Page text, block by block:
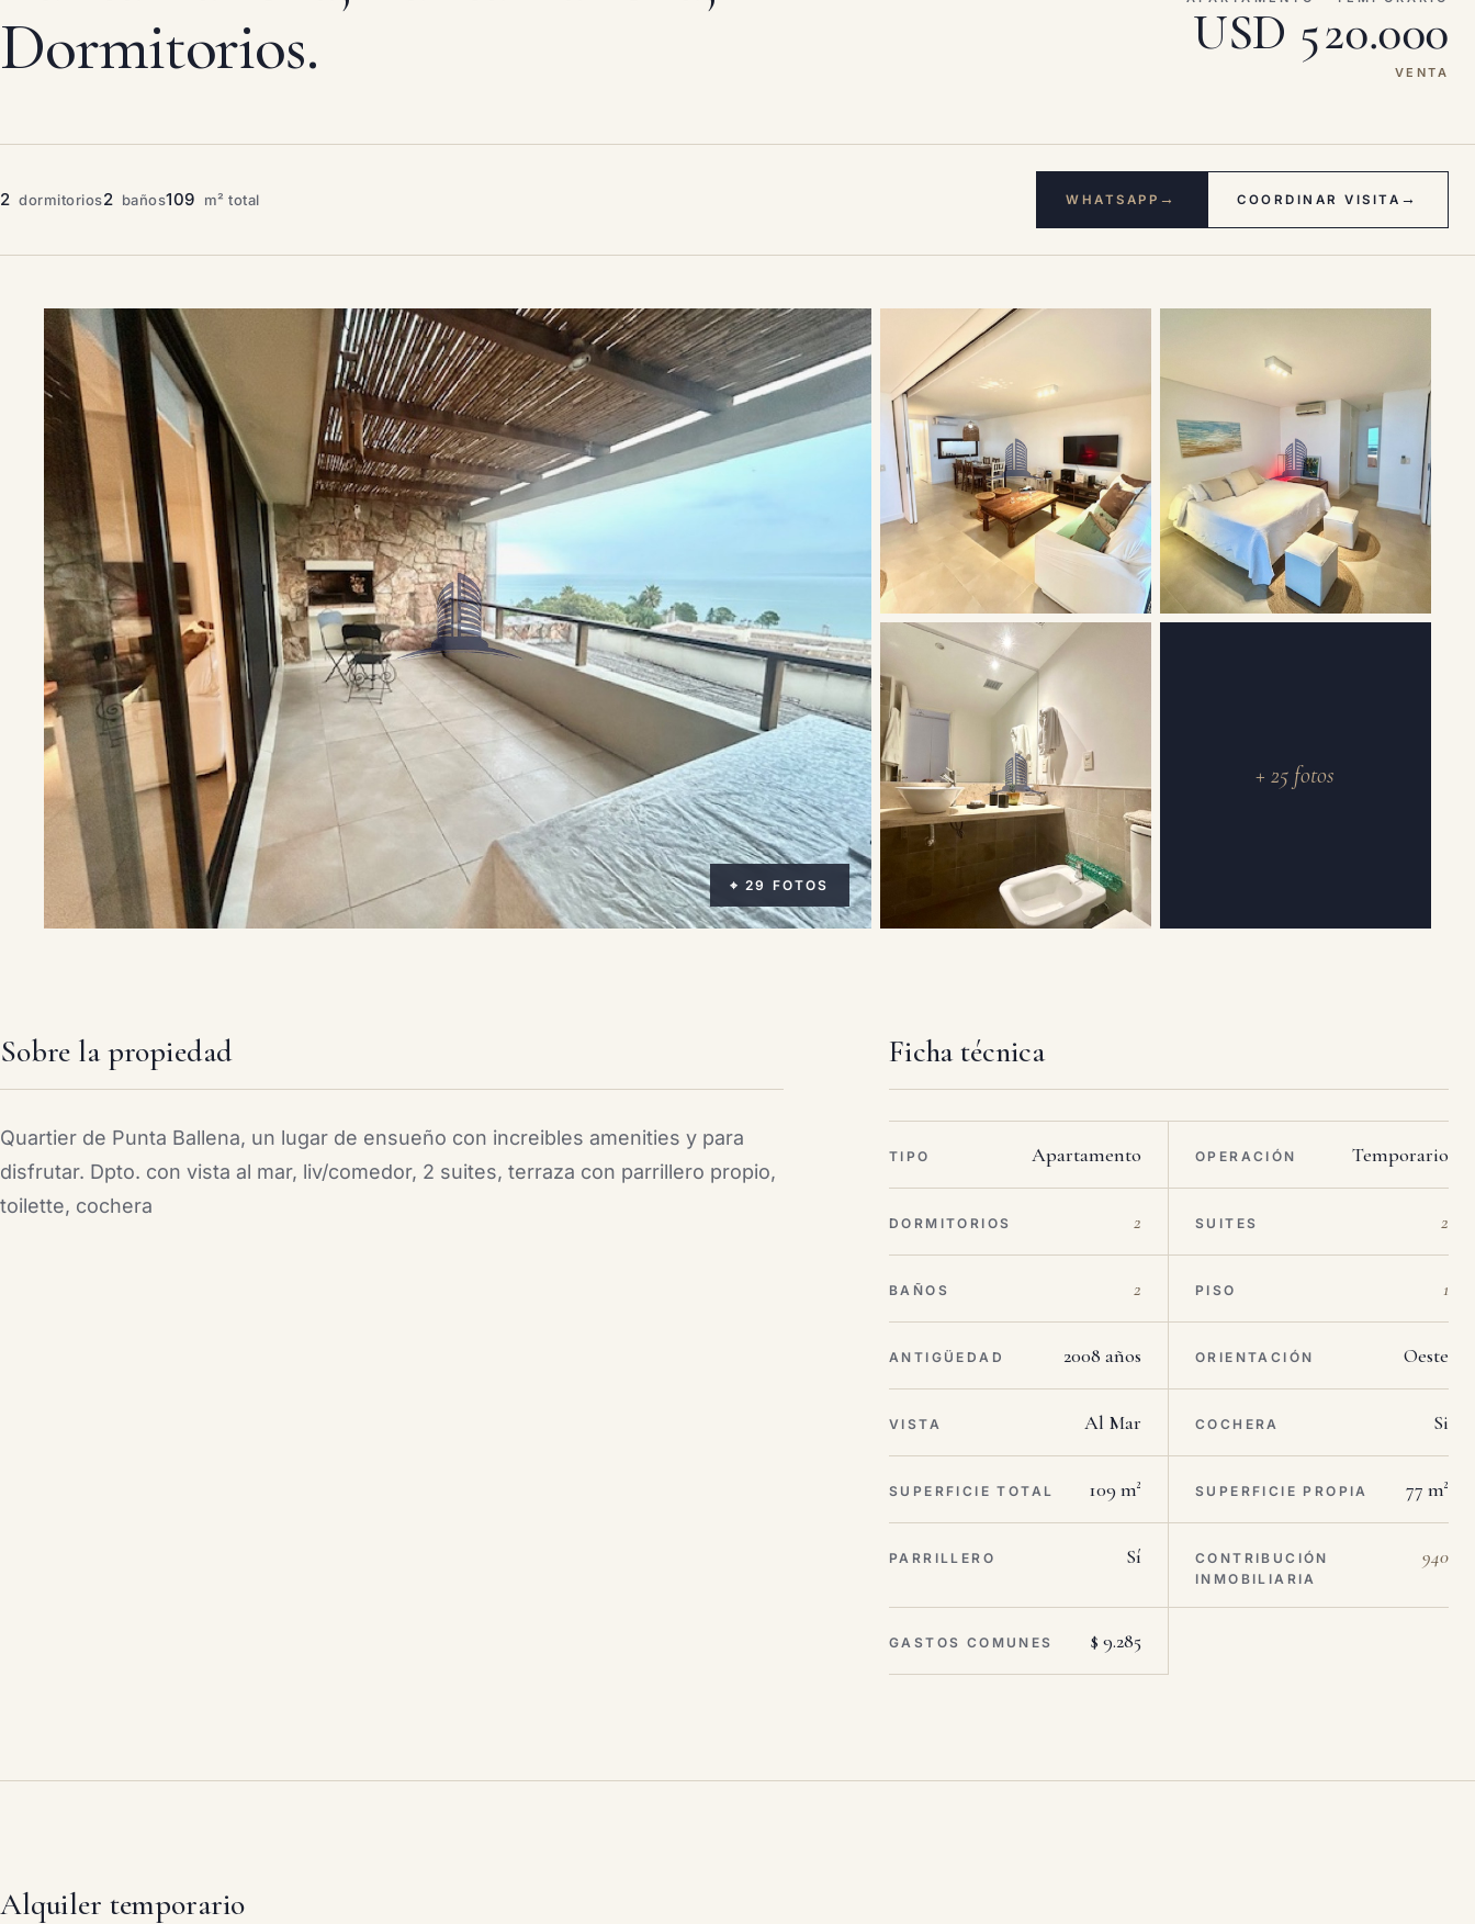
Dormitorios.
USD 520.000
VENTA
2 dormitorios2 baños109 m² total WHATSAPP → COORDINAR VISITA →
⌖ 29 FOTOS
+ 25 fotos
Sobre la propiedad
Quartier de Punta Ballena, un lugar de ensueño con increibles amenities y para
disfrutar. Dpto. con vista al mar, liv/comedor, 2 suites, terraza con parrillero propio,
toilette, cochera
Ficha técnica
TIPO Apartamento OPERACIÓN Temporario
DORMITORIOS 2 SUITES 2
BAÑOS 2 PISO 1
ANTIGÜEDAD 2008 años ORIENTACIÓN Oeste
VISTA Al Mar COCHERA Si
SUPERFICIE TOTAL 109 m² SUPERFICIE PROPIA 77 m²
PARRILLERO Sí
CONTRIBUCIÓN
INMOBILIARIA
940
GASTOS COMUNES $ 9.285
Alquiler temporario